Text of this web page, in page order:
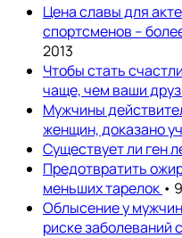
Цена славы для
спортсменов –
2013
Чтобы стать
чаще, чем ваши
Мужчины
женщин, доказано
Существует ли ген
Предотвратить
меньших тарелок •
Облысение у
риске заболеваний